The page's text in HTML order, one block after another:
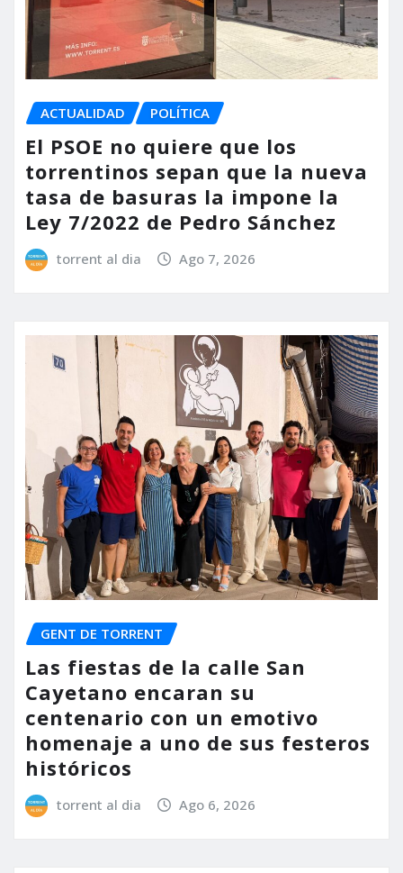
ACTUALIDAD POLÍTICA
El PSOE no quiere que los
torrentinos sepan que la nueva
tasa de basuras la impone la
Ley 7/2022 de Pedro Sánchez
torrent al dia Ago 7, 2026
GENT DE TORRENT
Las fiestas de la calle San
Cayetano encaran su
centenario con un emotivo
homenaje a uno de sus festeros
históricos
torrent al dia Ago 6, 2026